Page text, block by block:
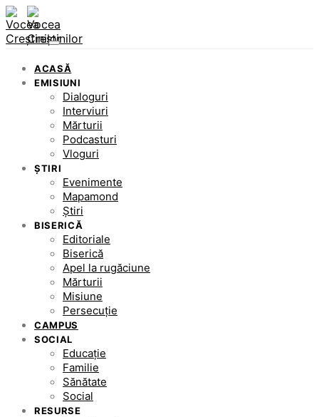
ACASĂ
EMISIUNI
Dialoguri
Interviuri
Mărturii
Podcasturi
Vloguri
ȘTIRI
Evenimente
Mapamond
Știri
BISERICĂ
Editoriale
Biserică
Apel la rugăciune
Mărturii
Misiune
Persecuție
CAMPUS
SOCIAL
Educație
Familie
Sănătate
Social
RESURSE